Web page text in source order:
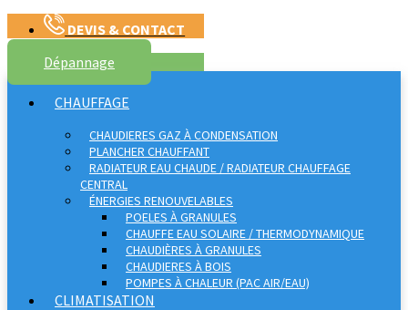
DEVIS & CONTACT
Dépannage
CHAUFFAGE
CHAUDIERES GAZ À CONDENSATION
PLANCHER CHAUFFANT
RADIATEUR EAU CHAUDE / RADIATEUR CHAUFFAGE
CENTRAL
ÉNERGIES RENOUVELABLES
POELES À GRANULES
CHAUFFE EAU SOLAIRE / THERMODYNAMIQUE
CHAUDIÈRES À GRANULES
CHAUDIERES À BOIS
POMPES À CHALEUR (PAC AIR/EAU)
CLIMATISATION